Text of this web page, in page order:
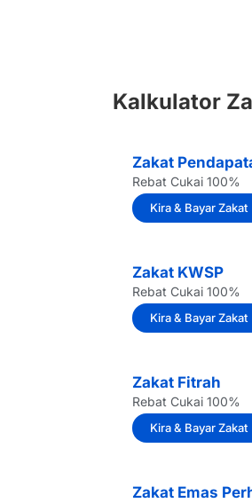
Kalkulator
Zakat
Rebat Cukai 100%
Kira & Bayar Zakat
Zakat KWSP
Rebat Cukai 100%
Kira & Bayar Zakat
Zakat Fitrah
Rebat Cukai 100%
Kira & Bayar Zakat
Zakat Emas